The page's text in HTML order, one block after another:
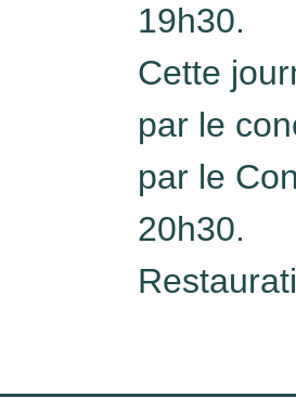
19h30.
Cette
par le
par le
20h30.